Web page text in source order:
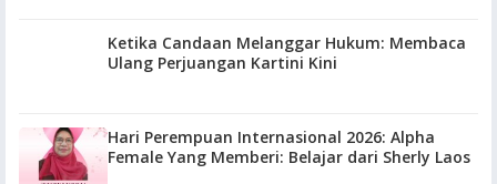
Ketika Candaan Melanggar Hukum: Membaca
Ulang Perjuangan Kartini Kini
Hari Perempuan Internasional 2026: Alpha
Female Yang Memberi: Belajar dari Sherly Laos